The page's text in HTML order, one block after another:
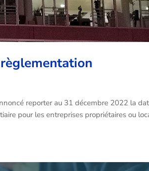
reporter au 31 décembre 2022 la
pour les entreprises propriétaires ou